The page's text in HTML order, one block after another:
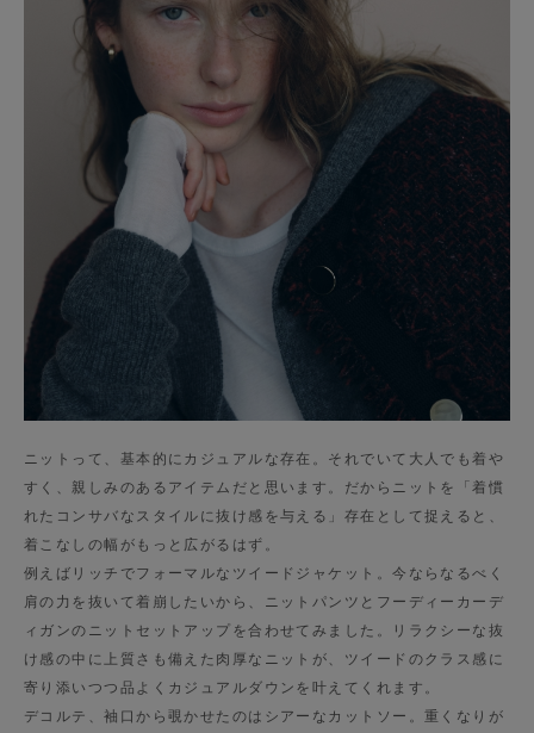
ニットって、基本的にカジュアルな存在。それでいて大人でも着や
すく、親しみのあるアイテムだと思います。だからニットを「着慣
れたコンサバなスタイルに抜け感を与える」存在として捉えると、
着こなしの幅がもっと広がるはず。
例えばリッチでフォーマルなツイードジャケット。今ならなるべく
肩の力を抜いて着崩したいから、ニットパンツとフーディーカーデ
ィガンのニットセットアップを合わせてみました。リラクシーな抜
け感の中に上質さも備えた肉厚なニットが、ツイードのクラス感に
寄り添いつつ品よくカジュアルダウンを叶えてくれます。
デコルテ、袖口から覗かせたのはシアーなカットソー。重くなりが